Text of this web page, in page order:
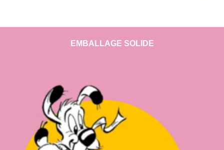
EMBALLAGE SOLIDE